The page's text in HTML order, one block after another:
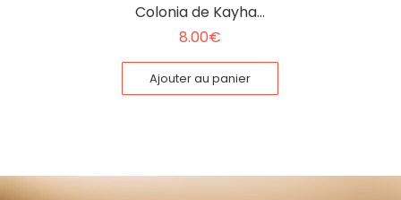
Colonia de Kayha…
8.00€
Ajouter au panier